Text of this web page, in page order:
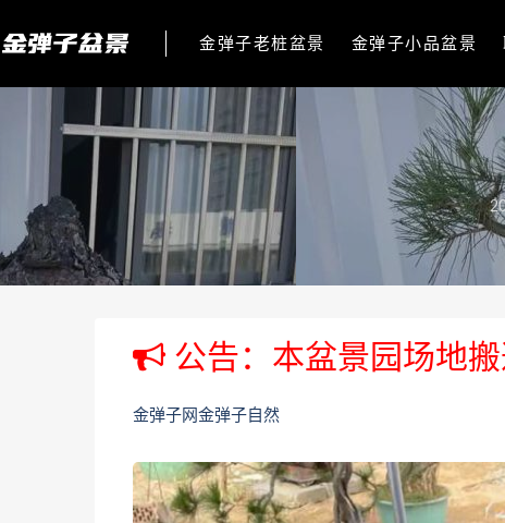
金弹子老桩盆景 金弹子小品盆景
公告：本盆景园场地搬
金弹子网金弹子自然